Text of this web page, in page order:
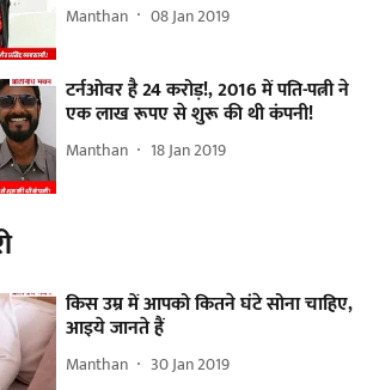
Manthan 08 Jan 2019
टर्नओवर है 24 करोड़!, 2016 में पति-पत्नी ने
एक लाख रूपए से शुरू की थी कंपनी!
Manthan 18 Jan 2019
किस उम्र में आपको कितने घंटे सोना चाहिए,
आइये जानते हैं
Manthan 30 Jan 2019